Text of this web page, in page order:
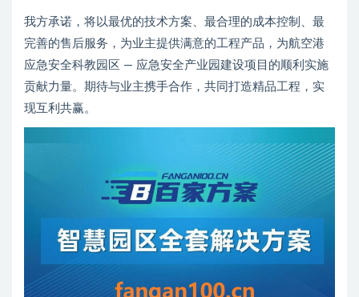
我方承诺，将以最优的技术方案、最合理的成本控制、最
完善的售后服务，为业主提供满意的工程产品，为航空港
应急安全科教园区 — 应急安全产业园建设项目的顺利实施
贡献力量。期待与业主携手合作，共同打造精品工程，实
现互利共赢。